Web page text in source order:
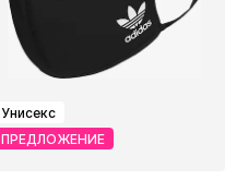
Унисекс
ПРЕДЛОЖЕНИЕ